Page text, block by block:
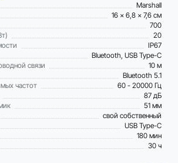
Marshall
16 x 6,8 x 7,6 см
700
20
IP67
Bluetooth, USB Type-C
связи
10 м
Bluetooth 5.1
частот
60 - 20000 Гц
87 дБ
51 мм
свой собственный
USB Type-C
180 мин
30 ч